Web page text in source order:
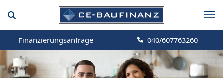
Finanzierungsanfrage 040/607763260